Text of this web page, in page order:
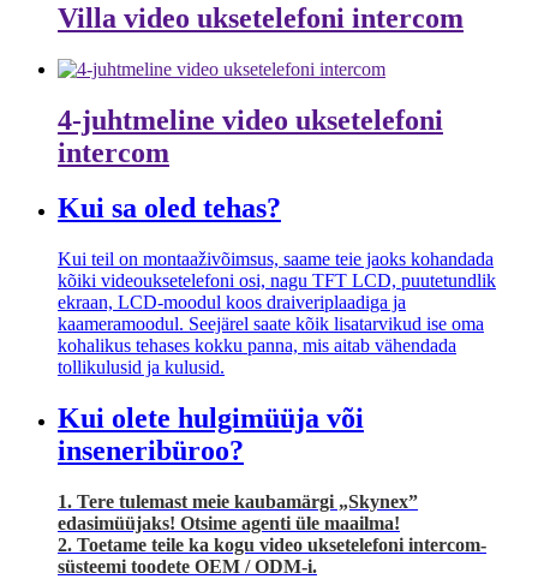
Villa video uksetelefoni intercom
4-juhtmeline video uksetelefoni
intercom
Kui sa oled tehas?
Kui teil on montaaživõimsus, saame teie jaoks kohandada
kõiki videouksetelefoni osi, nagu TFT LCD, puutetundlik
ekraan, LCD-moodul koos draiveriplaadiga ja
kaameramoodul. Seejärel saate kõik lisatarvikud ise oma
kohalikus tehases kokku panna, mis aitab vähendada
tollikulusid ja kulusid.
Kui olete hulgimüüja või
inseneribüroo?
1. Tere tulemast meie kaubamärgi „Skynex”
edasimüüjaks! Otsime agenti üle maailma!
2. Toetame teile ka kogu video uksetelefoni intercom-
süsteemi toodete OEM / ODM-i.